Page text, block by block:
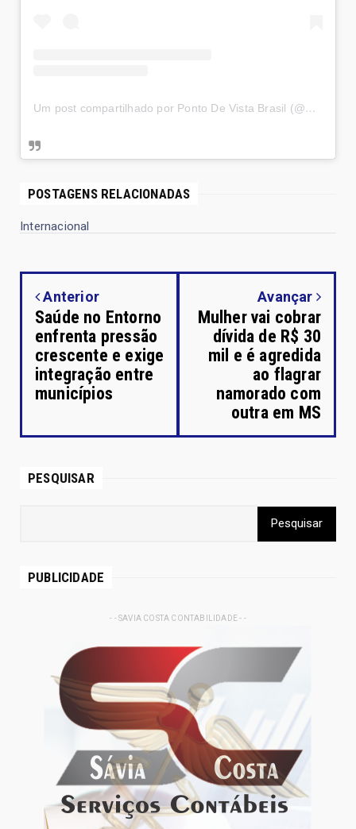
Um post compartilhado por Ponto De Vista Brasil (@pontodevistaabr)
POSTAGENS RELACIONADAS
Internacional
Anterior
Saúde no Entorno
enfrenta pressão
crescente e exige
integração entre
municípios
Avançar
Mulher vai cobrar
dívida de R$ 30
mil e é agredida
ao flagrar
namorado com
outra em MS
PESQUISAR
PUBLICIDADE
- - SAVIA COSTA CONTABILIDADE - -